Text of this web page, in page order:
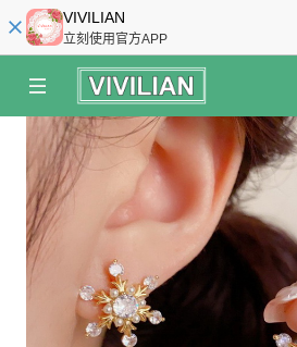
VIVILIAN
立刻使用官方APP